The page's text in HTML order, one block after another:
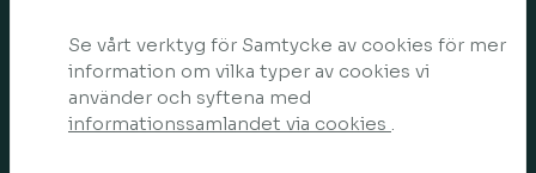
Se vårt verktyg för Samtycke av cookies för mer
information om vilka typer av cookies vi
använder och syftena med
informationssamlandet via cookies .